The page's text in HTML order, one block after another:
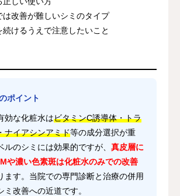
は改善が難しいシミのタイプ
けるうえで注意したいこと
ポイント
効な化粧水はビタミンC誘導体・トラ
ナイアシンアミド等の成分選択が重
ルのシミには効果的ですが、 真皮層に
や濃い色素斑は化粧水のみでの改善
ます。当院での専門診断と治療の併用
ミ改善への近道です。